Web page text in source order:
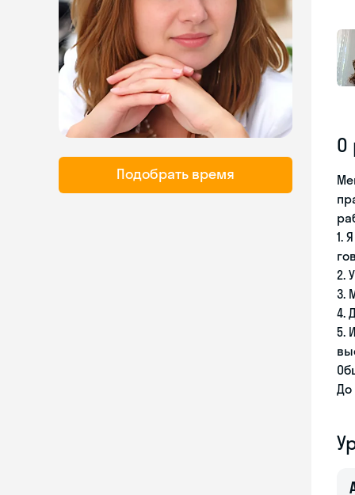
Подобрать время
О
1.
2.
3.
4.
5.
До